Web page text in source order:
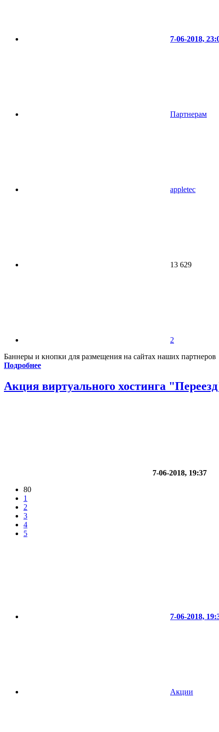
7-06-2018,
Партнерам
appletec
13 629
2
Баннеры и кнопки для размещения на сайтах наших партнеров
Подробнее
Акция виртуального хостинга
7-06-2018, 19:37
80
1
2
3
4
5
7-06-2018,
Акции